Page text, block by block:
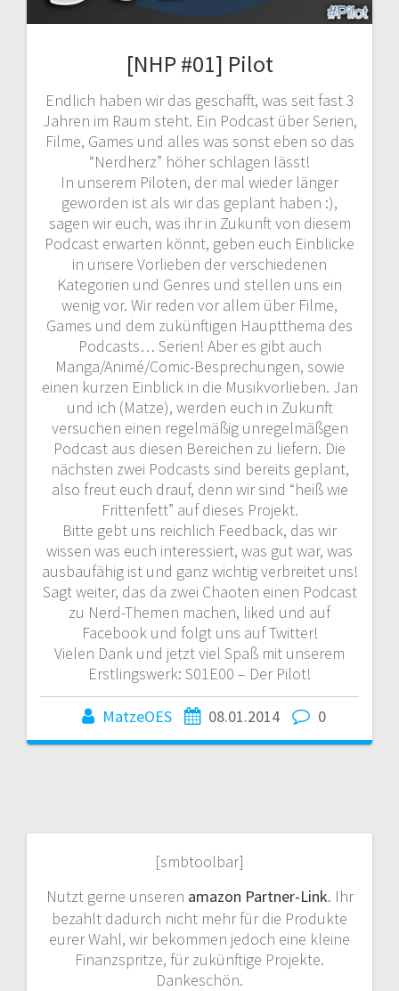
[NHP #01] Pilot
Endlich haben wir das geschafft, was seit fast 3
Jahren im Raum steht. Ein Podcast über Serien,
Filme, Games und alles was sonst eben so das
“Nerdherz” höher schlagen lässt!
In unserem Piloten, der mal wieder länger
geworden ist als wir das geplant haben :),
sagen wir euch, was ihr in Zukunft von diesem
Podcast erwarten könnt, geben euch Einblicke
in unsere Vorlieben der verschiedenen
Kategorien und Genres und stellen uns ein
wenig vor. Wir reden vor allem über Filme,
Games und dem zukünftigen Hauptthema des
Podcasts… Serien! Aber es gibt auch
Manga/Animé/Comic-Besprechungen, sowie
einen kurzen Einblick in die Musikvorlieben. Jan
und ich (Matze), werden euch in Zukunft
versuchen einen regelmäßig unregelmäßgen
Podcast aus diesen Bereichen zu liefern. Die
nächsten zwei Podcasts sind bereits geplant,
also freut euch drauf, denn wir sind “heiß wie
Frittenfett” auf dieses Projekt.
Bitte gebt uns reichlich Feedback, das wir
wissen was euch interessiert, was gut war, was
ausbaufähig ist und ganz wichtig verbreitet uns!
Sagt weiter, das da zwei Chaoten einen Podcast
zu Nerd-Themen machen, liked und auf
Facebook und folgt uns auf Twitter!
Vielen Dank und jetzt viel Spaß mit unserem
Erstlingswerk: S01E00 – Der Pilot!
MatzeOES 08.01.2014 0
[smbtoolbar]
Nutzt gerne unseren amazon Partner-Link. Ihr
bezahlt dadurch nicht mehr für die Produkte
eurer Wahl, wir bekommen jedoch eine kleine
Finanzspritze, für zukünftige Projekte.
Dankeschön.